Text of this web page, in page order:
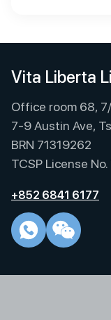
Vita Liberta
Office room 68,
7-9 Austin Ave,
BRN 71319262
TCSP License
+852 6841 6177